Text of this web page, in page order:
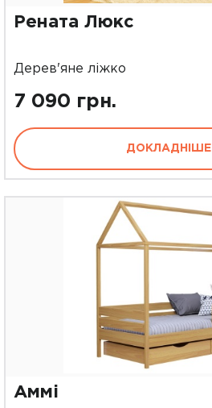
Рената Люкс
Дерев'яне ліжко
7 090 грн.
ДОКЛАДНІШЕ
Аммі